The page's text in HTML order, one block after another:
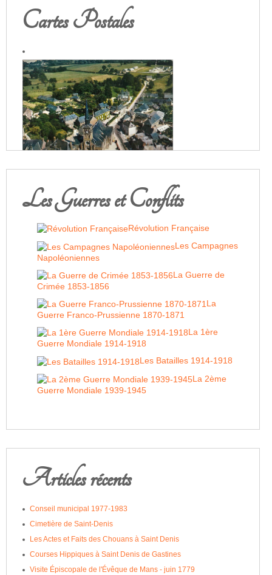
Cartes Postales
Les Guerres et Conflits
Révolution Française
Les Campagnes
Napoléoniennes
La Guerre de
Crimée 1853-1856
La
Guerre Franco-Prussienne 1870-1871
La 1ère
Guerre Mondiale 1914-1918
Les Batailles 1914-1918
La 2ème
Guerre Mondiale 1939-1945
Articles récents
Conseil municipal 1977-1983
Cimetière de Saint-Denis
Les Actes et Faits des Chouans à Saint Denis
Courses Hippiques à Saint Denis de Gastines
Visite Épiscopale de l'Évêque de Mans - juin 1779